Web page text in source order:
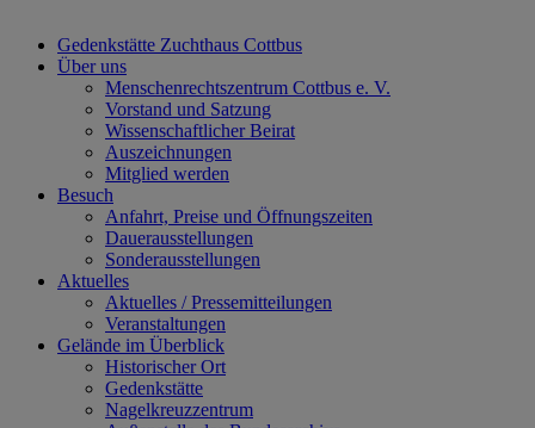
Gedenkstätte Zuchthaus Cottbus
Über uns
Menschenrechtszentrum Cottbus e. V.
Vorstand und Satzung
Wissenschaftlicher Beirat
Auszeichnungen
Mitglied werden
Besuch
Anfahrt, Preise und Öffnungszeiten
Dauerausstellungen
Sonderausstellungen
Aktuelles
Aktuelles / Pressemitteilungen
Veranstaltungen
Gelände im Überblick
Historischer Ort
Gedenkstätte
Nagelkreuzzentrum